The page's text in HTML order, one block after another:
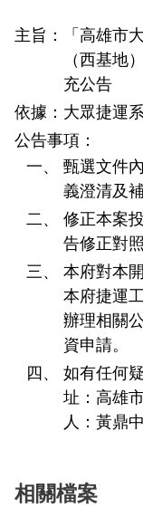
岡山路竹延伸
岡山路竹延伸
捷運黃線
小港林園線
捷運紅/橘線
岡山路竹延伸
環狀輕軌
性別主流化專區
政風園地
Open Data
打詐儀錶板
檔案應用專區
常見問答
相關連結
雙語詞彙
特色車站
輕軌知識站
輕軌簡介
輕軌與傳統火車
輕軌與公車捷運
無架空線
本局沿革
組織職掌
服務電話
主旨：「高雄市
（西基地
充公告
依據：大眾捷運
公告事項：
甄選文件
義澄清及
修正本案
告修正對照
本府對本
本府捷運
辦理相關
資申請。
如有任何
址：高雄
人：黃鼎
相關檔案